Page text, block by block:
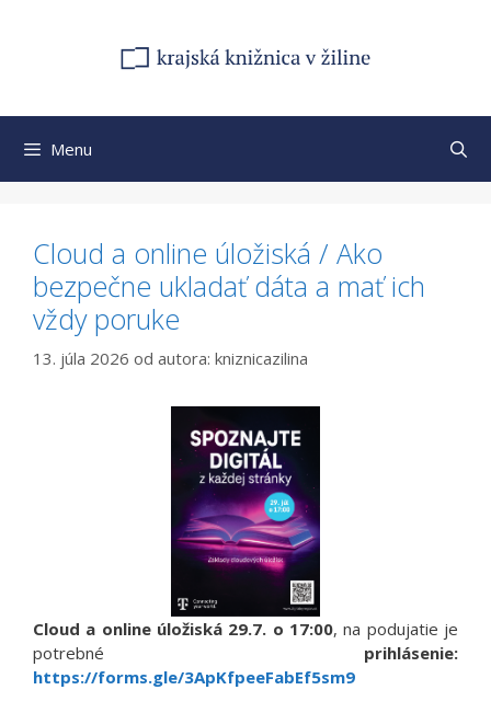
Menu
Cloud a online úložiská / Ako
bezpečne ukladať dáta a mať ich
vždy poruke
13. júla 2026 od autora: kniznicazilina
Cloud a online úložiská 29.7. o 17:00, na podujatie je
potrebné prihlásenie:
https://forms.gle/3ApKfpeeFabEf5sm9